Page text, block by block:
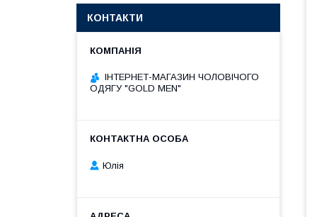
КОНТАКТИ
ІНТЕРНЕТ-МАГАЗИН ЧОЛОВІЧОГО
ОДЯГУ "GOLD MEN"
Юлія